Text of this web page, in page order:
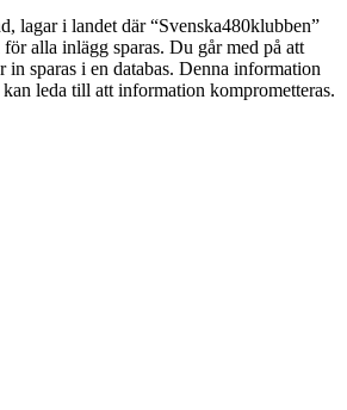
lagar i landet där “Svenska480klubben”
alla inlägg sparas. Du går med på att
sparas i en databas. Denna information
leda till att information komprometteras.